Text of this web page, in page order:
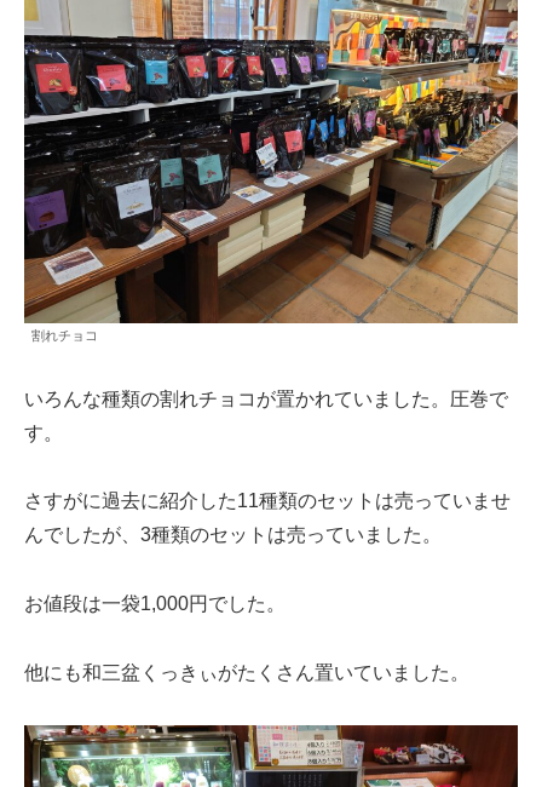
割れチョコ
いろんな種類の割れチョコが置かれていました。圧巻で
す。
さすがに過去に紹介した11種類のセットは売っていませ
んでしたが、3種類のセットは売っていました。
お値段は一袋1,000円でした。
他にも和三盆くっきぃがたくさん置いていました。